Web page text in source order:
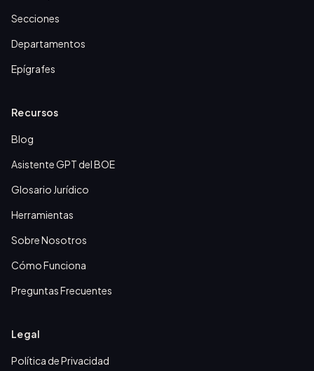
Secciones
Departamentos
Epígrafes
Recursos
Blog
Asistente GPT del BOE
Glosario Jurídico
Herramientas
Sobre Nosotros
Cómo Funciona
Preguntas Frecuentes
Legal
Política de Privacidad